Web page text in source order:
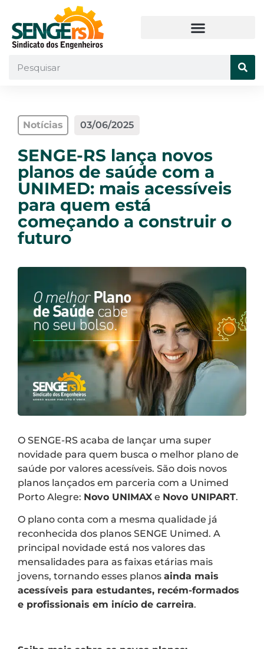
Notícias 03/06/2025
SENGE-RS lança novos
planos de saúde com a
UNIMED: mais acessíveis
para quem está
começando a construir o
futuro
O SENGE-RS acaba de lançar uma super
novidade para quem busca o melhor plano de
saúde por valores acessíveis. São dois novos
planos lançados em parceria com a Unimed
Porto Alegre: Novo UNIMAX e Novo UNIPART.
O plano conta com a mesma qualidade já
reconhecida dos planos SENGE Unimed. A
principal novidade está nos valores das
mensalidades para as faixas etárias mais
jovens, tornando esses planos ainda mais
acessíveis para estudantes, recém-formados
e profissionais em início de carreira.